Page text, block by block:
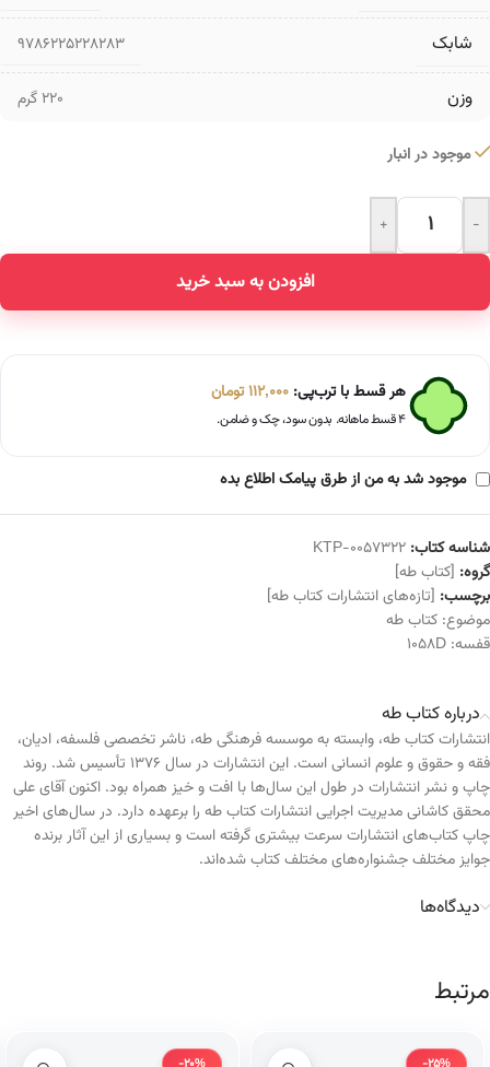
شابک 9786225228283
وزن 220 گرم
موجود در انبار
-
+
افزودن به سبد خرید
Alternative:
هر قسط با ترب‌پی: 112,000تومان
۴ قسط ماهانه. بدون سود، چک و ضامن.
موجود شد به من از طرق پیامک اطلاع بده
شناسه کتاب: KTP-0057322
گروه: [کتاب طه]
برچسب: [تازه‌های انتشارات کتاب طه]
موضوع: کتاب طه
قفسه: 1058D
درباره کتاب طه
انتشارات کتاب طه، وابسته به موسسه فرهنگی طه، ناشر تخصصی فلسفه، ادیان،
فقه و حقوق و علوم انسانی است. این انتشارات در سال ۱۳۷۶ تأسیس شد. روند
چاپ و نشر انتشارات در طول این سال‌ها با افت و خیز همراه بود. اکنون آقای علی
محقق کاشانی مدیریت اجرایی انتشارات کتاب طه را برعهده دارد. در سال‌های اخیر
چاپ کتاب‌های انتشارات سرعت بیشتری گرفته است و بسیاری از این آثار برنده
جوایز مختلف جشنواره‌های مختلف کتاب شده‌اند.
دیدگاه‌ها
مرتبط